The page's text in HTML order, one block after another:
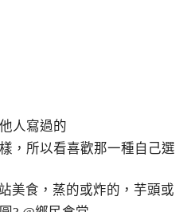
人寫過的
，所以看喜歡那一種自己選